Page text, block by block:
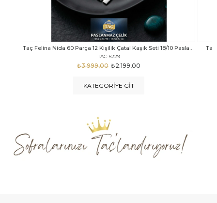
Taç Calista Tivoli 72 Parça 12 Kişilik Çatal Kaşık Bıçak Seti
TAC-5040
₺2.999,00
₺4.289,00
Taç
KATEGORIYE GIT